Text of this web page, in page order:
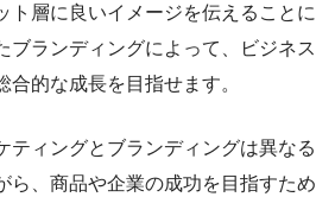
ト層に良いイメージを伝えることに
ブランディングによって、ビジネス
的な成長を目指せます。
ティングとブランディングは異なる
ら、商品や企業の成功を目指すため